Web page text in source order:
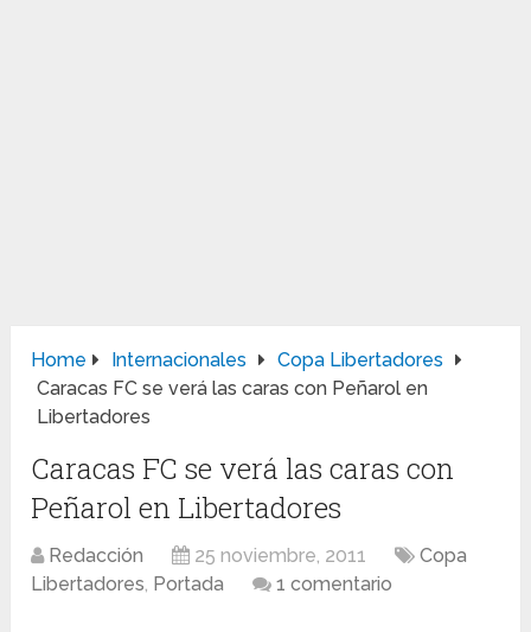
Home Internacionales
Copa Libertadores
Caracas FC se verá las caras con Peñarol en
Libertadores
Caracas FC se verá las caras con
Peñarol en Libertadores
Redacción 25 noviembre, 2011
Copa
Libertadores, Portada 1 comentario